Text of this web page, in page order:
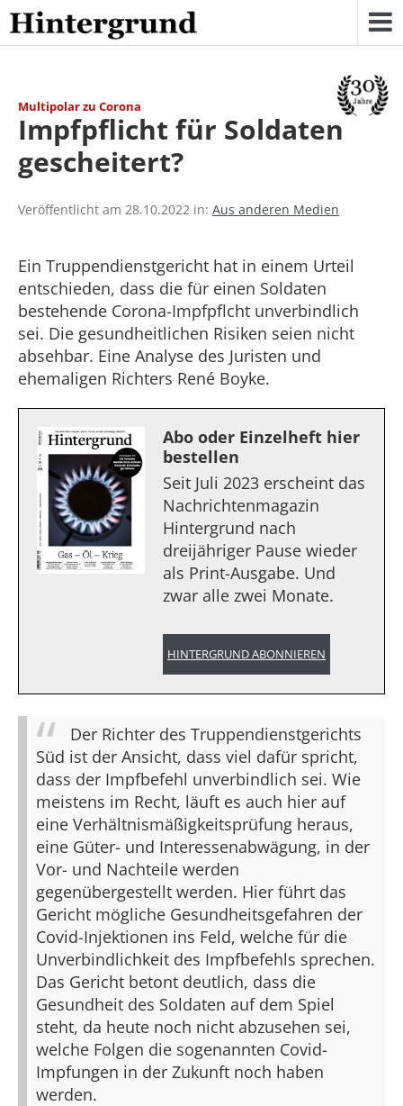
Skip
to
content
Multipolar zu Corona
Impfpflicht für Soldaten
gescheitert?
Veröffentlicht am 28.10.2022 in: Aus anderen Medien
Ein Truppendienstgericht hat in einem Urteil
entschieden, dass die für einen Soldaten
bestehende Corona-Impfpflcht unverbindlich
sei. Die gesundheitlichen Risiken seien nicht
absehbar. Eine Analyse des Juristen und
ehemaligen Richters René Boyke.
Abo oder Einzelheft hier
bestellen
Seit Juli 2023 erscheint das
Nachrichtenmagazin
Hintergrund nach
dreijähriger Pause wieder
als Print-Ausgabe. Und
zwar alle zwei Monate.
HINTERGRUND ABONNIEREN
Der Richter des Truppendienstgerichts
Süd ist der Ansicht, dass viel dafür spricht,
dass der Impfbefehl unverbindlich sei. Wie
meistens im Recht, läuft es auch hier auf
eine Verhältnismäßigkeitsprüfung heraus,
eine Güter- und Interessenabwägung, in der
Vor- und Nachteile werden
gegenübergestellt werden. Hier führt das
Gericht mögliche Gesundheitsgefahren der
Covid-Injektionen ins Feld, welche für die
Unverbindlichkeit des Impfbefehls sprechen.
Das Gericht betont deutlich, dass die
Gesundheit des Soldaten auf dem Spiel
steht, da heute noch nicht abzusehen sei,
welche Folgen die sogenannten Covid-
Impfungen in der Zukunft noch haben
werden.